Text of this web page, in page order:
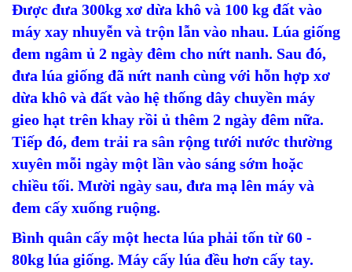
Được đưa 300kg xơ dừa khô và 100 kg đất vào
máy xay nhuyễn và trộn lẫn vào nhau. Lúa giống
đem ngâm ủ 2 ngày đêm cho nứt nanh. Sau đó,
đưa lúa giống đã nứt nanh cùng với hỗn hợp xơ
dừa khô và đất vào hệ thống dây chuyền máy
gieo hạt trên khay rồi ủ thêm 2 ngày đêm nữa.
Tiếp đó, đem trải ra sân rộng tưới nước thường
xuyên mỗi ngày một lần vào sáng sớm hoặc
chiều tối. Mười ngày sau, đưa mạ lên máy và
đem cấy xuống ruộng.
Bình quân cấy một hecta lúa phải tốn từ 60 -
80kg lúa giống. Máy cấy lúa đều hơn cấy tay.